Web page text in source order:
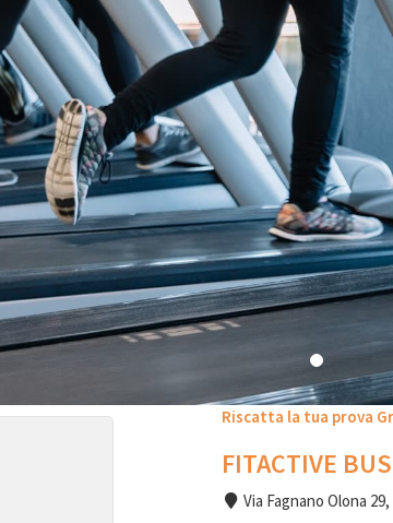
Riscatta la tua prova
FITACTIVE
Via Fagnano Olona